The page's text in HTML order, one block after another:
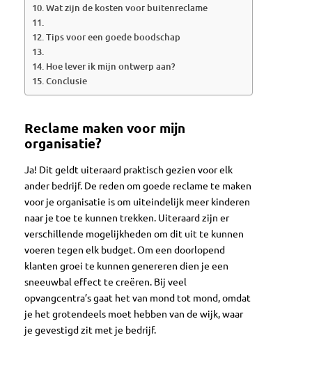
Wat zijn de kosten voor buitenreclame
Tips voor een goede boodschap
Hoe lever ik mijn ontwerp aan?
Conclusie
Reclame maken voor mijn
organisatie?
Ja! Dit geldt uiteraard praktisch gezien voor elk
ander bedrijf. De reden om goede reclame te maken
voor je organisatie is om uiteindelijk meer kinderen
naar je toe te kunnen trekken. Uiteraard zijn er
verschillende mogelijkheden om dit uit te kunnen
voeren tegen elk budget. Om een doorlopend
klanten groei te kunnen genereren dien je een
sneeuwbal effect te creëren. Bij veel
opvangcentra’s gaat het van mond tot mond, omdat
je het grotendeels moet hebben van de wijk, waar
je gevestigd zit met je bedrijf.